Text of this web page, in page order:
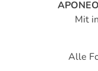
Mit
Alle